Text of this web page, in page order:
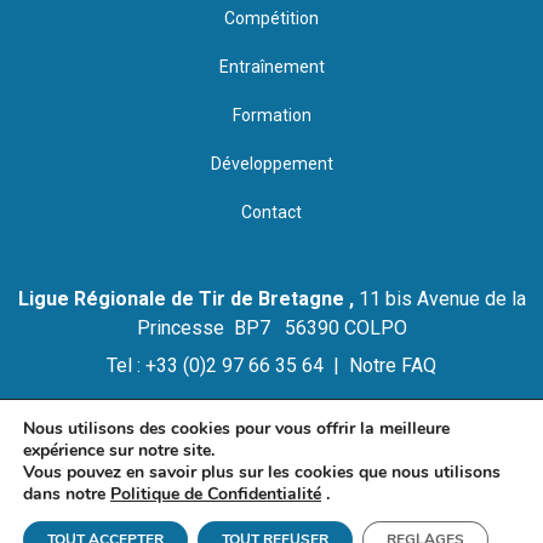
Compétition
Entraînement
Formation
Développement
Contact
Ligue Régionale de Tir de Bretagne ,11 bis Avenue de la
Princesse BP7 56390 COLPO
Tel : +33 (0)2 97 66 35 64 | Notre FAQ
© 2021 LIGUE REGIONALE DE TIR DE BRETAGNE
Mention Légales et Politique de Confidentialité
Nous utilisons des cookies pour vous offrir la meilleure
expérience sur notre site.
Vous pouvez en savoir plus sur les cookies que nous utilisons
dans notre Politique de Confidentialité .